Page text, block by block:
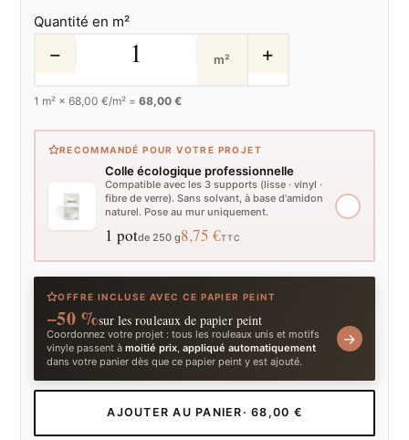
Quantité en m²
− m² +
1 m² ×68,00 €/m² =68,00 €
RECOMMANDÉ POUR VOTRE PROJET
Colle écologique professionnelle
Compatible avec les 3 supports (lisse · vinyl ·
fibre de verre). Sans solvant, à base d'amidon
naturel. Pose au mur uniquement.
1 potde 250 g8,75 €TTC
OFFRE INCLUSE AVEC CE PAPIER PEINT
−50 %sur les rouleaux de papier peint
Coordonnez votre projet : tous les rouleaux unis et motifs
vinyle passent àmoitié prix,appliqué automatiquement
dans votre panier dès que ce papier peint y est ajouté.
→
AJOUTER AU PANIER · 68,00 €